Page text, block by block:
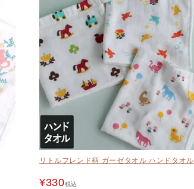
リトルフレンド柄 ガーゼタオル ハンドタオル
¥330税込